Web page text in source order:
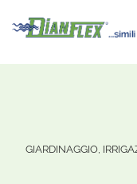
GIARDINAGGIO,